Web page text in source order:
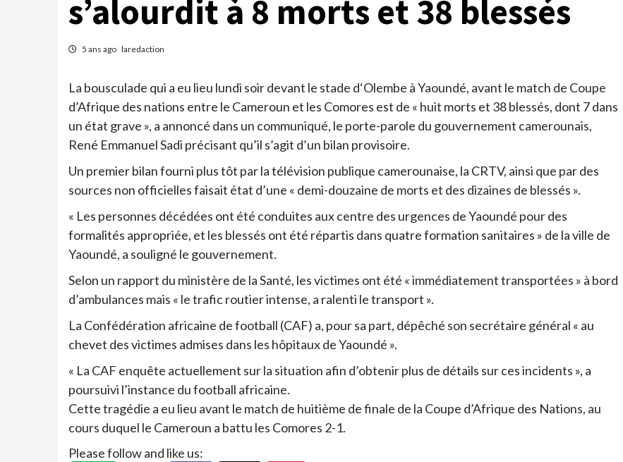
s’alourdit à 8 morts et 38 blessés
5 ans ago laredaction
La bousculade qui a eu lieu lundi soir devant le stade d‘Olembe à Yaoundé, avant le match de Coupe
d’Afrique des nations entre le Cameroun et les Comores est de « huit morts et 38 blessés, dont 7 dans
un état grave », a annoncé dans un communiqué, le porte-parole du gouvernement camerounais,
René Emmanuel Sadi précisant qu’il s’agit d’un bilan provisoire.
Un premier bilan fourni plus tôt par la télévision publique camerounaise, la CRTV, ainsi que par des
sources non officielles faisait état d’une « demi-douzaine de morts et des dizaines de blessés ».
« Les personnes décédées ont été conduites aux centre des urgences de Yaoundé pour des
formalités appropriée, et les blessés ont été répartis dans quatre formation sanitaires » de la ville de
Yaoundé, a souligné le gouvernement.
Selon un rapport du ministère de la Santé, les victimes ont été « immédiatement transportées » à bord
d’ambulances mais « le trafic routier intense, a ralenti le transport ».
La Confédération africaine de football (CAF) a, pour sa part, dépêché son secrétaire général « au
chevet des victimes admises dans les hôpitaux de Yaoundé ».
« La CAF enquête actuellement sur la situation afin d’obtenir plus de détails sur ces incidents », a
poursuivi l’instance du football africaine.
Cette tragédie a eu lieu avant le match de huitième de finale de la Coupe d’Afrique des Nations, au
cours duquel le Cameroun a battu les Comores 2-1.
Please follow and like us: